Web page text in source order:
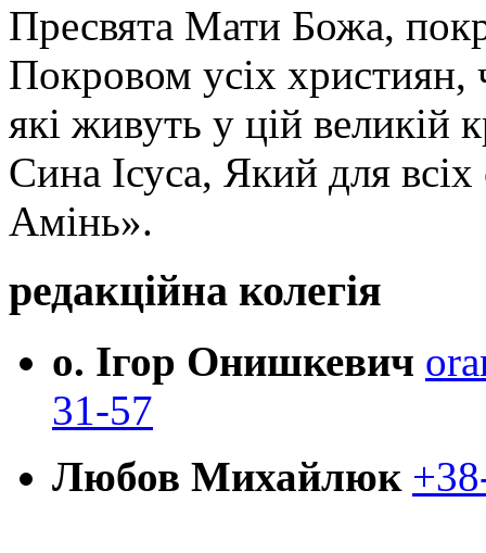
Пресвята Мати Божа,
Покровом усіх християн,
які живуть у цій великій
Сина Ісуса, Який для
Амінь».
редакційна колегія
о. Ігор Онишкевич
31-57
Любов Михайлюк